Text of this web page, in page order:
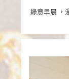
綠意早晨 ，